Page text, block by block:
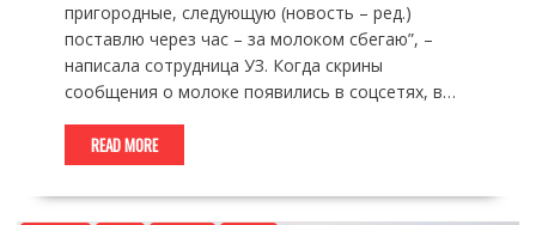
пригородные, следующую (новость – ред.)
поставлю через час – за молоком сбегаю”, –
написала сотрудница УЗ. Когда скрины
сообщения о молоке появились в соцсетях, в…
READ MORE